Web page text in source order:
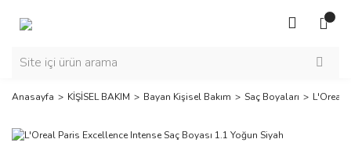
Anasayfa KİŞİSEL BAKIM Bayan Kişisel Bakım Saç Boyaları L'Oreal